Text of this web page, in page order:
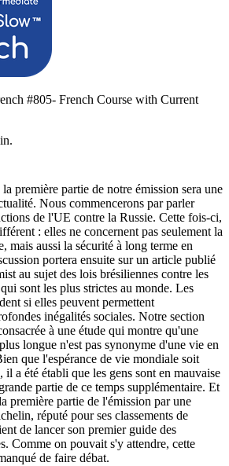
#805- French Course with Current
première partie de notre émission sera une
Nous commencerons par parler
de l'UE contre la Russie. Cette fois-ci,
: elles ne concernent pas seulement la
mais aussi la sécurité à long terme en
portera ensuite sur un article publié
au sujet des lois brésiliennes contre les
sont les plus strictes au monde. Les
si elles peuvent permettent
inégalités sociales. Notre section
à une étude qui montre qu'une
longue n'est pas synonyme d'une vie en
que l'espérance de vie mondiale soit
il a été établi que les gens sont en mauvaise
partie de ce temps supplémentaire. Et
première partie de l'émission par une
réputé pour ses classements de
de lancer son premier guide des
Comme on pouvait s'y attendre, cette
de faire débat.